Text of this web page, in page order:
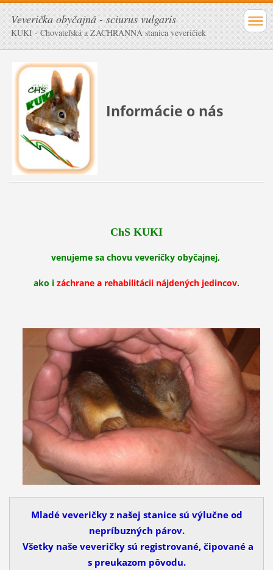
Veverička obyčajná - sciurus vulgaris
KUKI - Chovateľská a ZÁCHRANNÁ stanica veveričiek
Informácie o nás
ChS KUKI
venujeme sa chovu veveričky obyčajnej,
ako i záchrane a rehabilitácii nájdených jedincov.
Mladé veveričky z našej stanice sú výlučne od
nepríbuzných párov.
Všetky naše veveričky sú registrované, čipované a
s preukazom pôvodu.